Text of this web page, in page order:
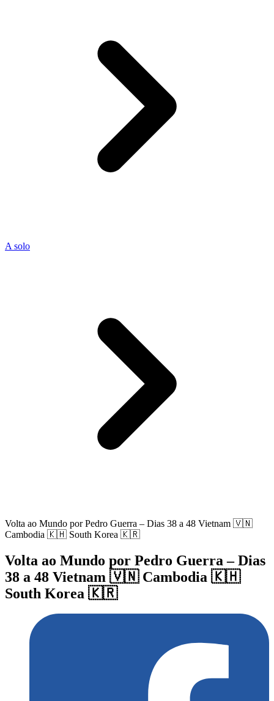
A solo
Volta ao Mundo por Pedro Guerra – Dias 38 a 48 Vietnam 🇻🇳
Cambodia 🇰🇭 South Korea 🇰🇷
Volta ao Mundo por Pedro Guerra – Dias
38 a 48 Vietnam 🇻🇳 Cambodia 🇰🇭
South Korea 🇰🇷